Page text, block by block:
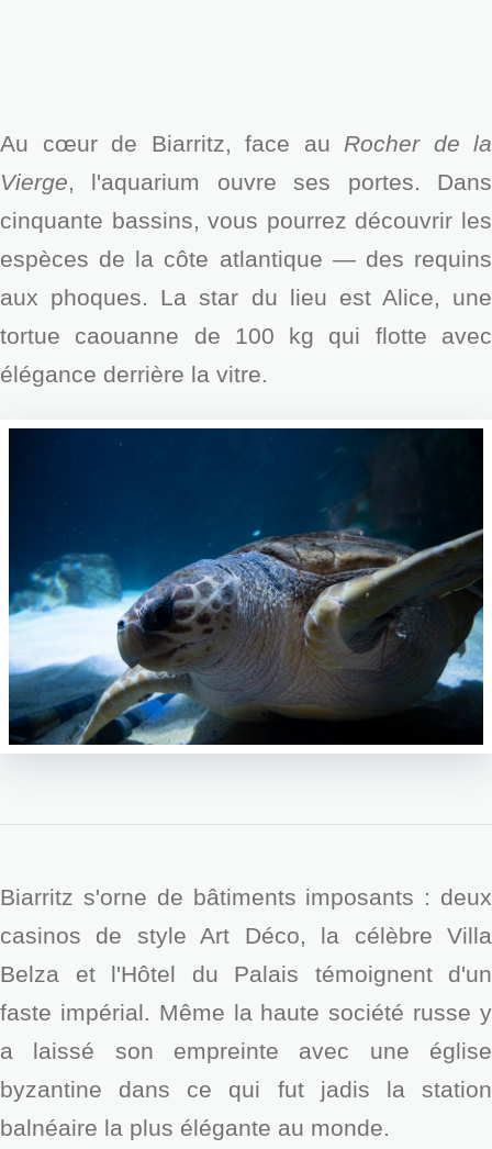
Au cœur de Biarritz, face au Rocher de la
Vierge, l'aquarium ouvre ses portes. Dans
cinquante bassins, vous pourrez découvrir les
espèces de la côte atlantique — des requins
aux phoques. La star du lieu est Alice, une
tortue caouanne de 100 kg qui flotte avec
élégance derrière la vitre.
Biarritz s'orne de bâtiments imposants : deux
casinos de style Art Déco, la célèbre Villa
Belza et l'Hôtel du Palais témoignent d'un
faste impérial. Même la haute société russe y
a laissé son empreinte avec une église
byzantine dans ce qui fut jadis la station
balnéaire la plus élégante au monde.